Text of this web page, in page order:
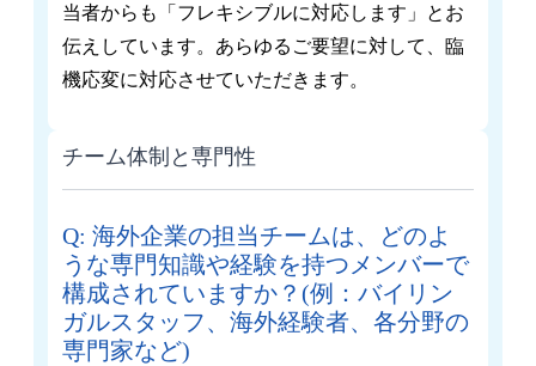
当者からも「フレキシブルに対応します」とお
伝えしています。あらゆるご要望に対して、臨
機応変に対応させていただきます。
チーム体制と専門性
Q: 海外企業の担当チームは、どのよ
うな専門知識や経験を持つメンバーで
構成されていますか？(例：バイリン
ガルスタッフ、海外経験者、各分野の
専門家など)